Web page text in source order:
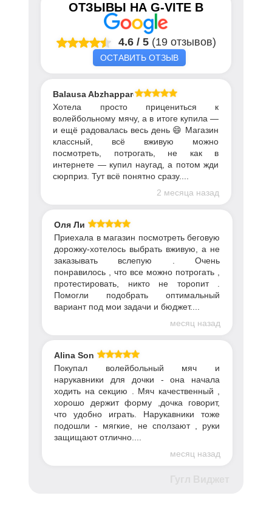
ОТЗЫВЫ НА G-VITE В
4.6 / 5 (19 отзывов)
ОСТАВИТЬ ОТЗЫВ
Balausa Abzhapparova
Хотела просто прицениться к
волейбольному мячу, а в итоге купила —
и ещё радовалась весь день 😄 Магазин
классный, всё вживую можно
посмотреть, потрогать, не как в
интернете — купил наугад, а потом жди
сюрприз. Тут всё понятно сразу....
2 месяца назад
Оля Ли
Приехала в магазин посмотреть беговую
дорожку-хотелось выбрать вживую, а не
заказывать вслепую . Очень
понравилось , что все можно потрогать ,
протестировать, никто не торопит .
Помогли подобрать оптимальный
вариант под мои задачи и бюджет....
месяц назад
Alina Son
Покупал волейбольный мяч и
нарукавники для дочки - она начала
ходить на секцию . Мяч качественный ,
хорошо держит форму ,дочка говорит,
что удобно играть. Нарукавники тоже
подошли - мягкие, не сползают , руки
защищают отлично....
месяц назад